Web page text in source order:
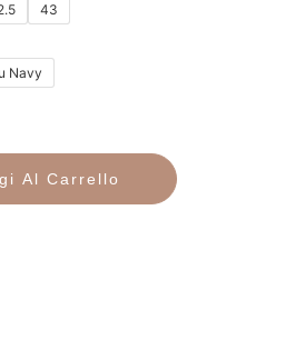
43
Navy
Al Carrello